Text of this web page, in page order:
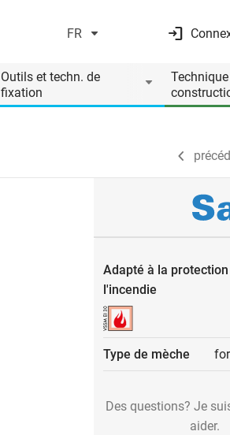
FR
Outils et techn. de
fixation
Adapté à la
l'incendie
Type de mèche
Des questions? Je
aider.